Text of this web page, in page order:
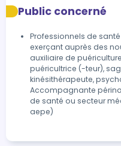
Public concerné
Professionnels de
exerçant auprès des
auxiliaire de
puéricultrice (-teur),
kinésithérapeute,
Accompagnante
de santé ou secteur
aepe)